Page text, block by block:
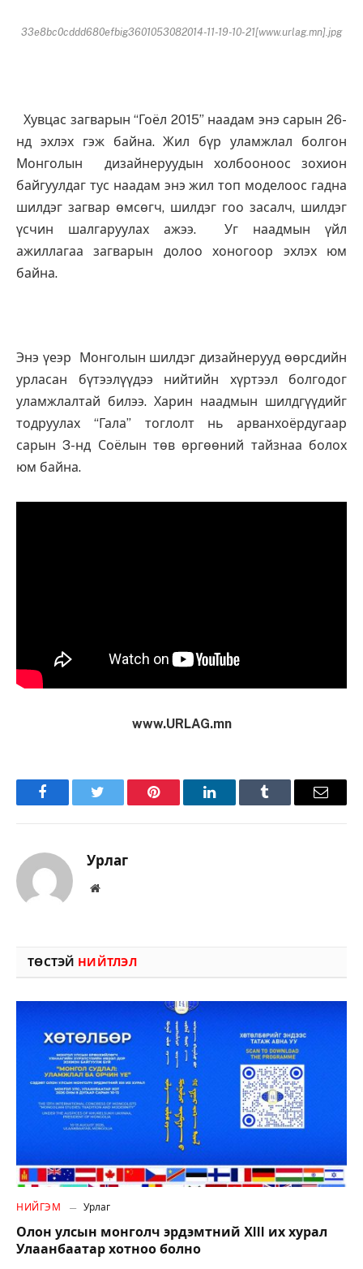
33e8bc0cddd680efbig3601053082014-11-19-10-21[www.urlag.mn].jpg
Хувцас загварын “Гоёл 2015” наадам энэ сарын 26-
нд эхлэх гэж байна. Жил бүр уламжлал болгон
Монголын дизайнеруудын холбооноос зохион
байгуулдаг тус наадам энэ жил топ моделоос гадна
шилдэг загвар өмсөгч, шилдэг гоо засалч, шилдэг
үсчин шалгаруулах ажээ. Уг наадмын үйл
ажиллагаа загварын долоо хоногоор эхлэх юм
байна.
Энэ үеэр Монголын шилдэг дизайнерууд өөрсдийн
урласан бүтээлүүдээ нийтийн хүртээл болгодог
уламжлалтай билээ. Харин наадмын шилдгүүдийг
тодруулах “Гала” тоглолт нь арванхоёрдугаар
сарын 3-нд Соёлын төв өргөөний тайзнаа болох
юм байна.
www.URLAG.mn
FacebookTwitter Pinterest LinkedInTumblr Имэйл
Урлаг
Вэбсайт
ТӨСТЭЙ НИЙТЛЭЛ
НИЙГЭМ Урлаг
Олон улсын монголч эрдэмтний XIII их хурал
Улаанбаатар хотноо болно